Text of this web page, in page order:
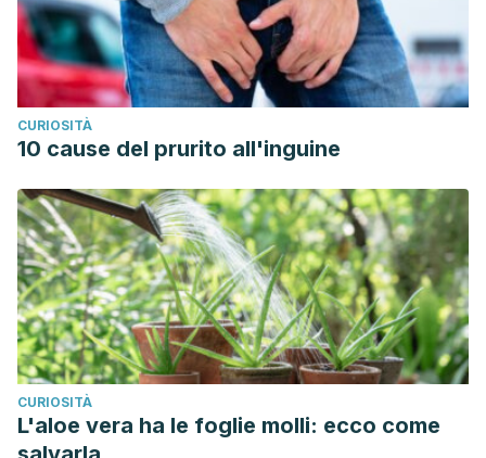
CURIOSITÀ
10 cause del prurito all'inguine
CURIOSITÀ
L'aloe vera ha le foglie molli: ecco come